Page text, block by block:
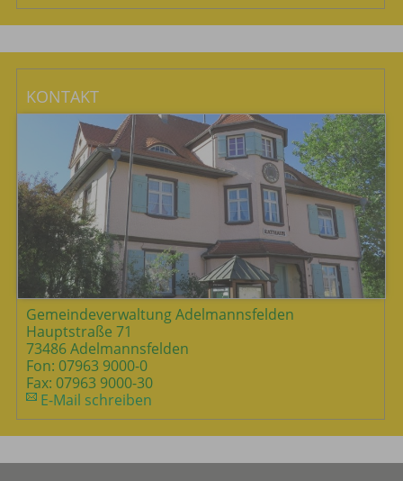
KONTAKT
Gemeindeverwaltung Adelmannsfelden
Hauptstraße 71
73486 Adelmannsfelden
Fon: 07963 9000-0
Fax: 07963 9000-30
E-Mail schreiben